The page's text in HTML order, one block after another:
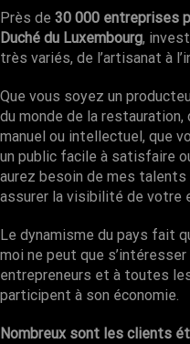
Près de 30 000 entreprises
Duché du Luxembourg,
très variés, de l’artisanat à
Que vous soyez un
du monde de la
manuel ou intellectuel, que
un public facile à satisfaire
aurez besoin de mes talents
assurer la visibilité de votre
Le dynamisme du pays fait
moi ne peut que
entrepreneurs et à toutes
participent à son économie.
Nombreux sont les clients